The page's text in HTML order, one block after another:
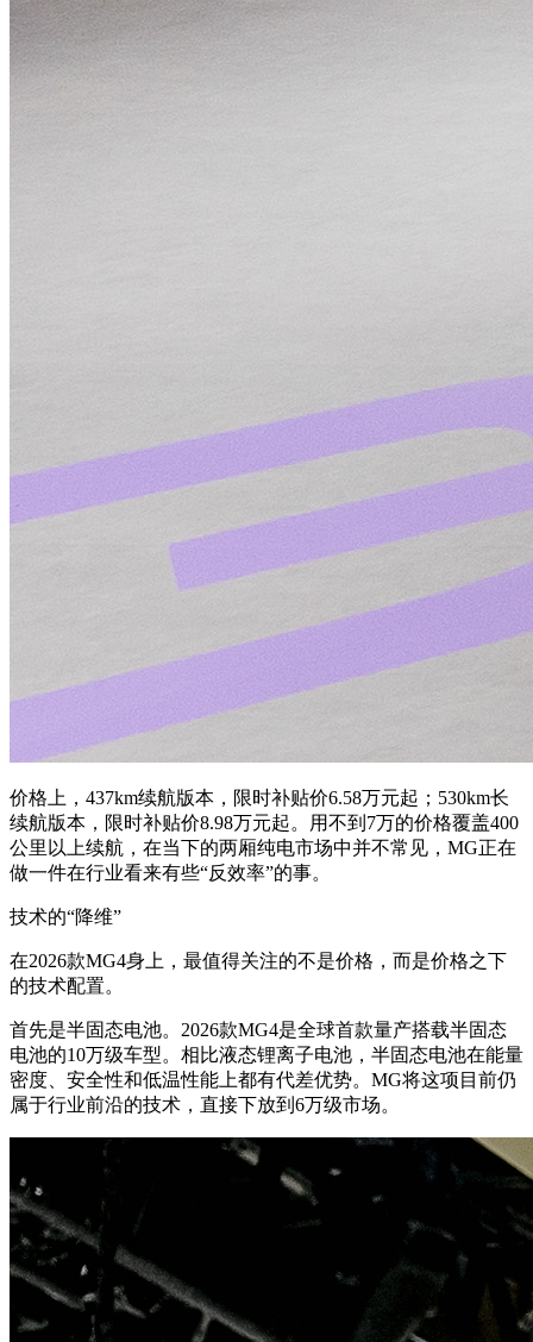
价格上，437km续航版本，限时补贴价6.58万元起；530km长
续航版本，限时补贴价8.98万元起。用不到7万的价格覆盖400
公里以上续航，在当下的两厢纯电市场中并不常见，MG正在
做一件在行业看来有些“反效率”的事。
技术的“降维”
在2026款MG4身上，最值得关注的不是价格，而是价格之下
的技术配置。
首先是半固态电池。2026款MG4是全球首款量产搭载半固态
电池的10万级车型。相比液态锂离子电池，半固态电池在能量
密度、安全性和低温性能上都有代差优势。MG将这项目前仍
属于行业前沿的技术，直接下放到6万级市场。